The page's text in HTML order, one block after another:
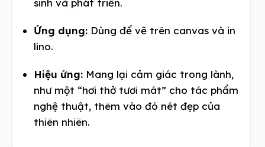
sinh và phát triển.
Ứng dụng: Dùng để vẽ trên canvas và in
lino.
Hiệu ứng: Mang lại cảm giác trong lành,
như một “hơi thở tươi mát” cho tác phẩm
nghệ thuật, thêm vào đó nét đẹp của
thiên nhiên.